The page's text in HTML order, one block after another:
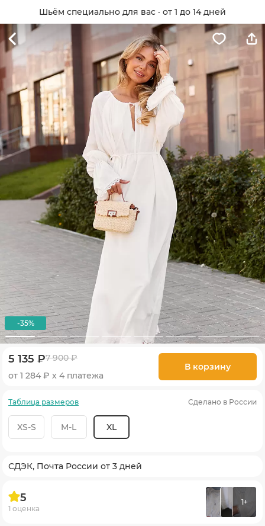
Шьём специально для вас · от 1 до 14 дней
-35%
5 135 ₽7 900 ₽
от 1 284 ₽ х 4 платежа
В корзину
Таблица размеров Сделано в России
XS-S M-L XL
СДЭК, Почта России от 3 дней
5
1 оценка
1+